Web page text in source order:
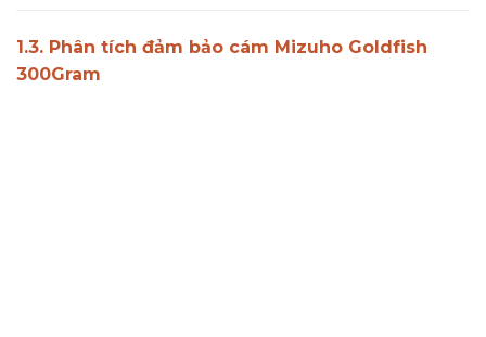
1.3. Phân tích đảm bảo cám Mizuho Goldfish
300Gram